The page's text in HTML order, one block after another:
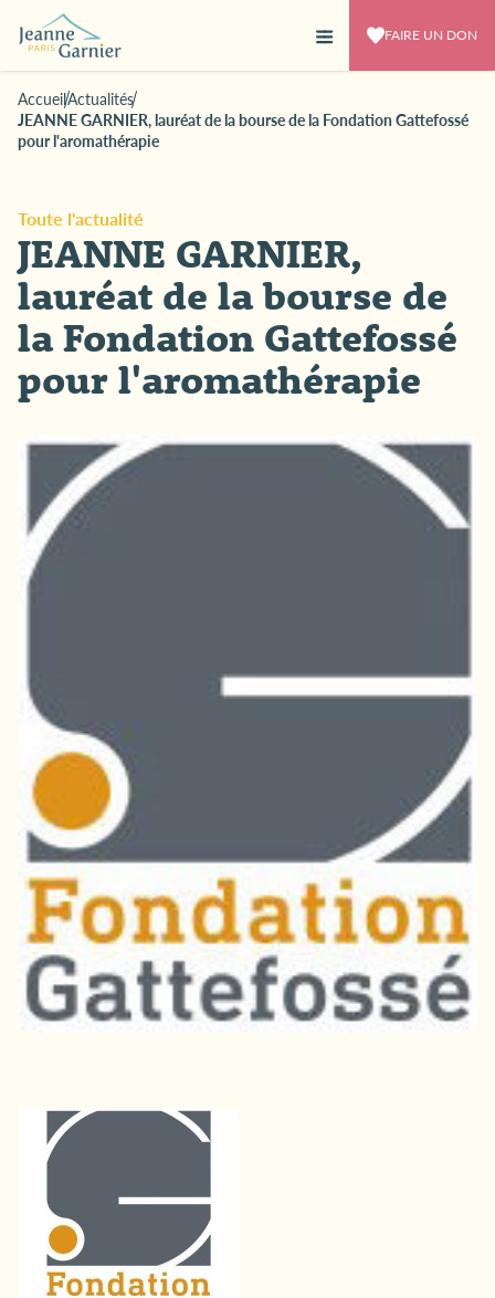
FAIRE UN DON
AccueilActualités
JEANNE GARNIER, lauréat de la bourse de la Fondation Gattefossé
pour l'aromathérapie
Toute l'actualité
JEANNE GARNIER,
lauréat de la bourse de
la Fondation Gattefossé
pour l'aromathérapie